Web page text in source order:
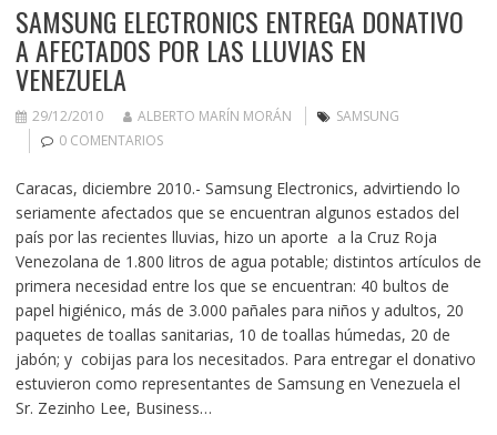
SAMSUNG ELECTRONICS ENTREGA DONATIVO
A AFECTADOS POR LAS LLUVIAS EN
VENEZUELA
29/12/2010 ALBERTO MARÍN MORÁN
SAMSUNG
0 COMENTARIOS
Caracas, diciembre 2010.- Samsung Electronics, advirtiendo lo
seriamente afectados que se encuentran algunos estados del
país por las recientes lluvias, hizo un aporte a la Cruz Roja
Venezolana de 1.800 litros de agua potable; distintos artículos de
primera necesidad entre los que se encuentran: 40 bultos de
papel higiénico, más de 3.000 pañales para niños y adultos, 20
paquetes de toallas sanitarias, 10 de toallas húmedas, 20 de
jabón; y cobijas para los necesitados. Para entregar el donativo
estuvieron como representantes de Samsung en Venezuela el
Sr. Zezinho Lee, Business…